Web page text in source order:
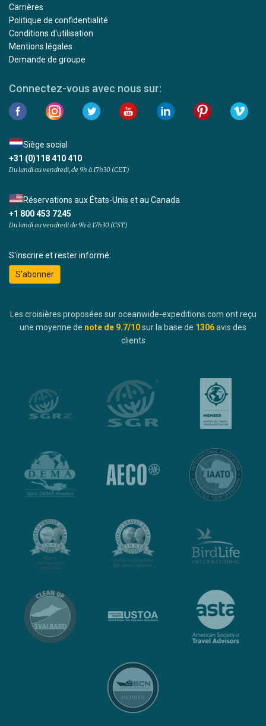
Carrières
Politique de confidentialité
Conditions d'utilisation
Mentions légales
Demande de groupe
Connectez-vous avec nous sur:
Siège social
+31 (0)118 410 410
Du lundi au vendredi, de 9h à 17h30 (CET)
Réservations aux États-Unis et au Canada
+1 800 453 7245
Du lundi au vendredi de 9h à 17h30 (CST)
S'inscrire et rester informé:
S'abonner
Les croisières proposées sur oceanwide-expeditions.com ont reçu
une moyenne de note de 9.7/10sur la base de 1306avis des
clients